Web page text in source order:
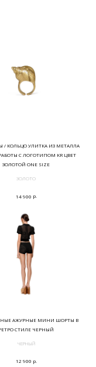
/ КОЛЬЦО УЛИТКА ИЗ МЕТАЛЛА
С ЛОГОТИПОМ KR ЦВЕТ
ЗОЛОТОЙ ONE SIZE
ЗОЛОТО
14 900 р.
АЖУРНЫЕ МИНИ ШОРТЫ В
СТИЛЕ ЧЕРНЫЙ
ЧЕРНЫЙ
12 900 р.